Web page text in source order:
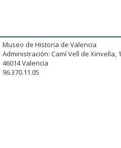
Museo de Historia de Valencia
Administración: Camí Vell de Xirivella, 1
46014 Valencia
96.370.11.05